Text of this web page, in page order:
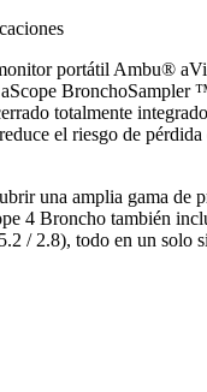
portátil Ambu®
BronchoSampler
totalmente
el riesgo de pérdida
una amplia gama de
4 Broncho también
/ 2.8), todo en un solo